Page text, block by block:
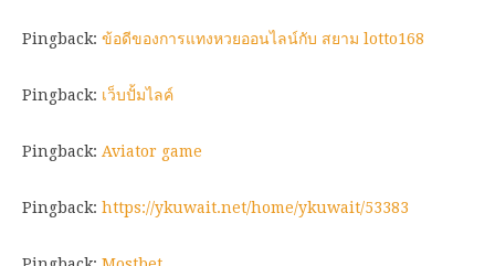
Pingback: ข้อดีของการแทงหวยออนไลน์กับ สยาม lotto168
Pingback: เว็บปั้มไลค์
Pingback: Aviator game
Pingback: https://ykuwait.net/home/ykuwait/53383